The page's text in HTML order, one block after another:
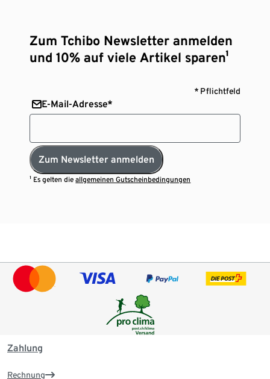
Zum Tchibo Newsletter anmelden
und 10% auf viele Artikel sparen¹
* Pflichtfeld
E-Mail-Adresse*
Zum Newsletter anmelden
¹ Es gelten dieallgemeinen Gutscheinbedingungen
Zahlung
Rechnung